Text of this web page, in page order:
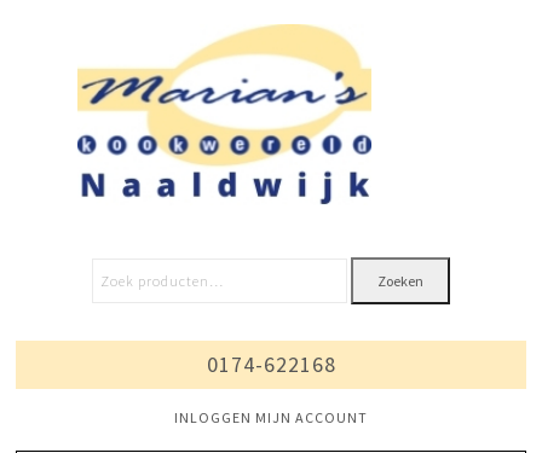
Zoeken
0174-622168
INLOGGEN MIJN ACCOUNT